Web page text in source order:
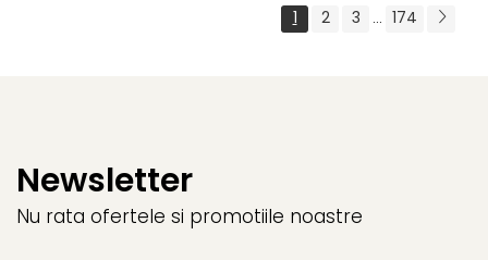
1 2 3 ... 174
Newsletter
Nu rata ofertele si promotiile noastre